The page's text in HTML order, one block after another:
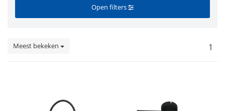
Open filters
Meest bekeken 1